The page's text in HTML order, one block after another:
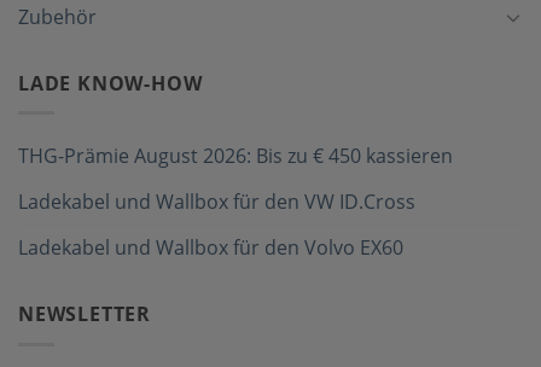
Zubehör
LADE KNOW-HOW
THG-Prämie August 2026: Bis zu € 450 kassieren
Ladekabel und Wallbox für den VW ID.Cross
Ladekabel und Wallbox für den Volvo EX60
NEWSLETTER